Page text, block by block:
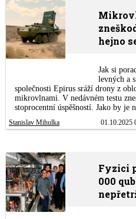
hejno
Jak si
levných a
společnosti Epirus sráží drony z
mikrovlnami. V nedávném testu
stoprocentní úspěšností. Jako by je
Stanislav Mihulka 01.10.2025
Fyzici
000